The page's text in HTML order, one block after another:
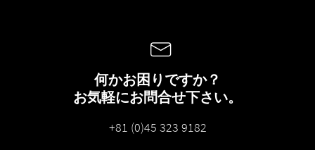
何かお困りですか？
お気軽にお問合せ下さい。
+81 (0)45 323 9182